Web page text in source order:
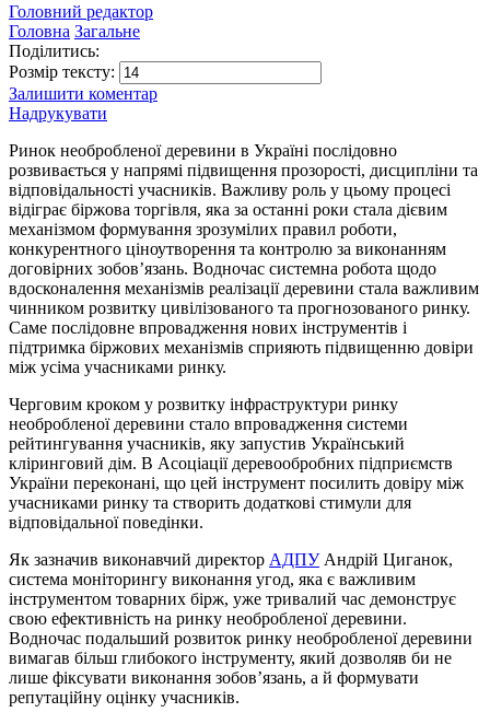
Головний редактор
Головна Загальне
Поділитись:
Розмір тексту:
Залишити коментар
Надрукувати
Ринок необробленої деревини в Україні послідовно
розвивається у напрямі підвищення прозорості, дисципліни та
відповідальності учасників. Важливу роль у цьому процесі
відіграє біржова торгівля, яка за останні роки стала дієвим
механізмом формування зрозумілих правил роботи,
конкурентного ціноутворення та контролю за виконанням
договірних зобов’язань. Водночас системна робота щодо
вдосконалення механізмів реалізації деревини стала важливим
чинником розвитку цивілізованого та прогнозованого ринку.
Саме послідовне впровадження нових інструментів і
підтримка біржових механізмів сприяють підвищенню довіри
між усіма учасниками ринку.
Черговим кроком у розвитку інфраструктури ринку
необробленої деревини стало впровадження системи
рейтингування учасників, яку запустив Український
кліринговий дім. В Асоціації деревообробних підприємств
України переконані, що цей інструмент посилить довіру між
учасниками ринку та створить додаткові стимули для
відповідальної поведінки.
Як зазначив виконавчий директор АДПУАндрій Циганок,
система моніторингу виконання угод, яка є важливим
інструментом товарних бірж, уже тривалий час демонструє
свою ефективність на ринку необробленої деревини.
Водночас подальший розвиток ринку необробленої деревини
вимагав більш глибокого інструменту, який дозволяв би не
лише фіксувати виконання зобов’язань, а й формувати
репутаційну оцінку учасників.